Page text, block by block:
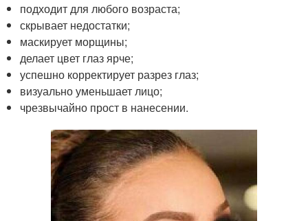
подходит для любого возраста;
скрывает недостатки;
маскирует морщины;
делает цвет глаз ярче;
успешно корректирует разрез глаз;
визуально уменьшает лицо;
чрезвычайно прост в нанесении.